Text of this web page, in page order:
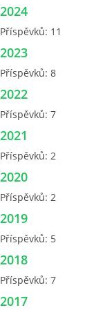
FOTOALBUM
VIDEA
INTERNÍ SEKCE
KONTAKTY
2024
Příspěvků: 11
2023
Příspěvků: 8
2022
Příspěvků: 7
2021
Příspěvků: 2
2020
Příspěvků: 2
2019
Příspěvků: 5
2018
Příspěvků: 7
2017